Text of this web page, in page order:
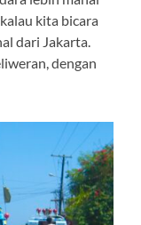
kita bicara
dari Jakarta.
dengan